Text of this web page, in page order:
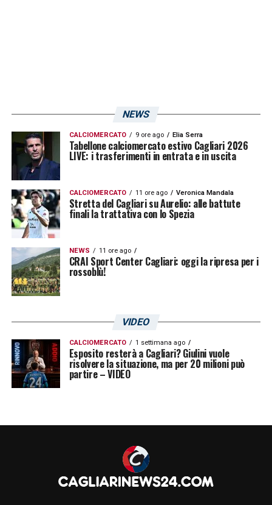
NEWS
CALCIOMERCATO 9 ore ago Elia Serra
Tabellone calciomercato estivo Cagliari 2026
LIVE: i trasferimenti in entrata e in uscita
CALCIOMERCATO 11 ore ago Veronica Mandala
Stretta del Cagliari su Aurelio: alle battute
finali la trattativa con lo Spezia
NEWS 11 ore ago
CRAI Sport Center Cagliari: oggi la ripresa per i
rossoblù!
VIDEO
CALCIOMERCATO 1 settimana ago
Esposito resterà a Cagliari? Giulini vuole
risolvere la situazione, ma per 20 milioni può
partire – VIDEO